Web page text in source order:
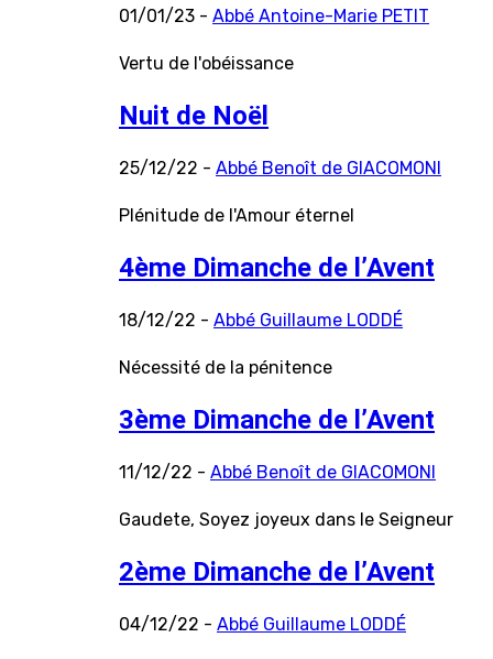
01/01/23 - Abbé Antoine-Marie PETIT
Vertu de l'obéissance
Nuit de Noël
25/12/22 - Abbé Benoît de GIACOMONI
Plénitude de l'Amour éternel
4ème Dimanche de l’Avent
18/12/22 - Abbé Guillaume LODDÉ
Nécessité de la pénitence
3ème Dimanche de l’Avent
11/12/22 - Abbé Benoît de GIACOMONI
Gaudete, Soyez joyeux dans le Seigneur
2ème Dimanche de l’Avent
04/12/22 - Abbé Guillaume LODDÉ